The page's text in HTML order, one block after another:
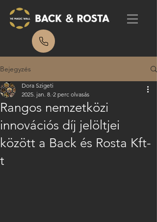
Bejegyzés
Rangos nemzetközi
innovációs díj jelöltjei
között a Back és Rosta Kft-
t
Dora Szigeti
2025. jan. 8. 2 perc olvasás